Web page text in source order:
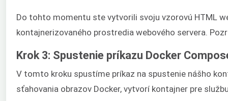
Do tohto momentu ste vytvorili svoju vzorovú HTML
kontajnerizovaného prostredia webového servera.
Krok 3: Spustenie príkazu Docker
V tomto kroku spustíme príkaz na spustenie nášho
sťahovania obrazov Docker, vytvorí kontajner pre